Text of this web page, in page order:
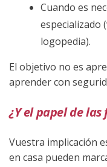
Cuando es
especializado
logopedia).
El objetivo no es
aprender con
¿Y el papel de
Vuestra implicación
en casa pueden